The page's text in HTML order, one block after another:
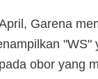
Garena
"WS"
obor yang